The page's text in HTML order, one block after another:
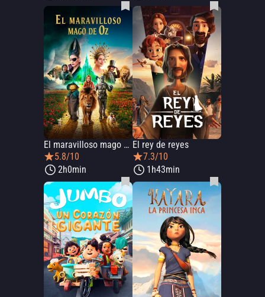
El maravilloso mago de Oz
5.8/10
2h0min
El rey de reyes
7.3/10
1h43min